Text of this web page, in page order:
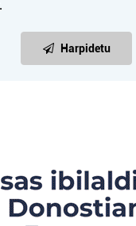
Harpidetu